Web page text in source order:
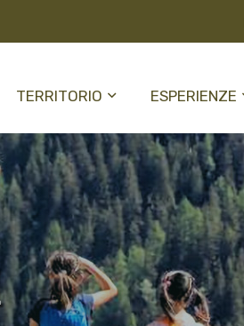
TERRITORIO ESPERIENZE